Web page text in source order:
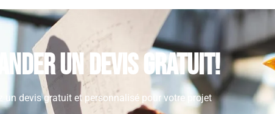
un devis gratuit!
un devis gratuit et personnalisé pour votre projet